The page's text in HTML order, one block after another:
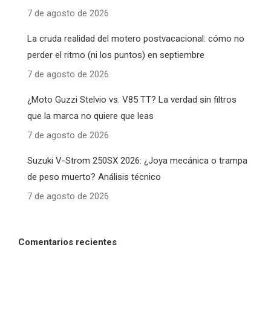
7 de agosto de 2026
La cruda realidad del motero postvacacional: cómo no
perder el ritmo (ni los puntos) en septiembre
7 de agosto de 2026
¿Moto Guzzi Stelvio vs. V85 TT? La verdad sin filtros
que la marca no quiere que leas
7 de agosto de 2026
Suzuki V-Strom 250SX 2026: ¿Joya mecánica o trampa
de peso muerto? Análisis técnico
7 de agosto de 2026
Comentarios recientes